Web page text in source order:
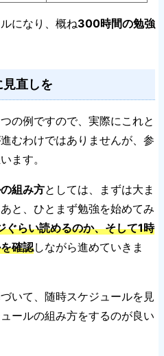
になり、概ね300時間の勉強
直しを
の例ですので、実際にこれと
むわけではありませんが、参
ます。
組み方としては、まずは大ま
と、ひとまず勉強を始めてみ
ぐらい読めるのか、そして1時
確認しながら進めていきま
いて、随時スケジュールを見
ールの組み方をするのが良い